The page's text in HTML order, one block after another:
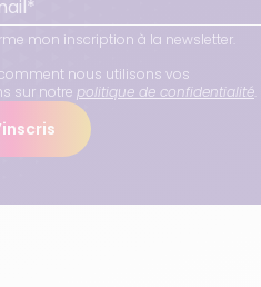
mon inscription à la newsletter.
nous utilisons vos
sur notre politique de confidentialité